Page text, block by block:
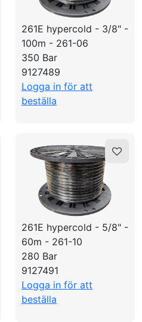
261E hypercold - 3/8" -
100m - 261-06
350 Bar
9127489
Logga in för att
beställa
261E hypercold - 5/8" -
60m - 261-10
280 Bar
9127491
Logga in för att
beställa